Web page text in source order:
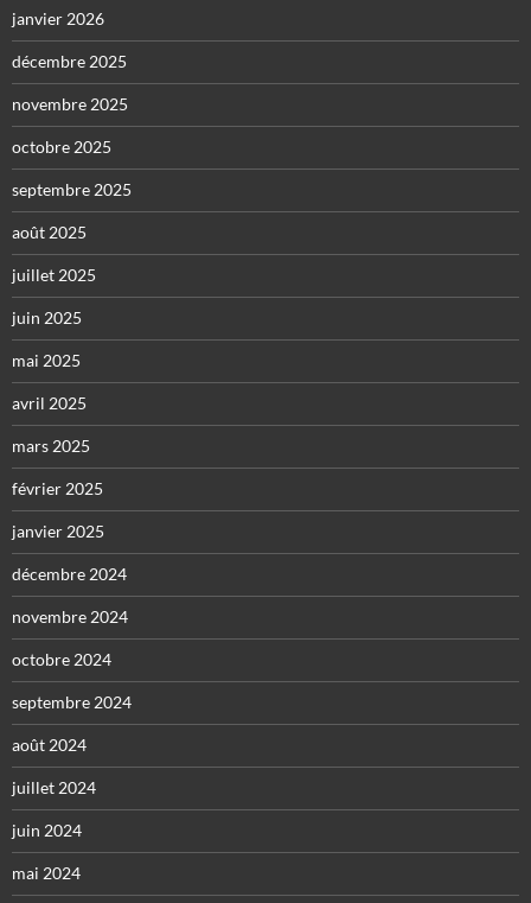
janvier 2026
décembre 2025
novembre 2025
octobre 2025
septembre 2025
août 2025
juillet 2025
juin 2025
mai 2025
avril 2025
mars 2025
février 2025
janvier 2025
décembre 2024
novembre 2024
octobre 2024
septembre 2024
août 2024
juillet 2024
juin 2024
mai 2024